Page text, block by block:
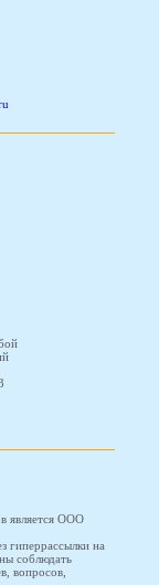
является ООО
гиперрассылки на
соблюдать
вопросов,